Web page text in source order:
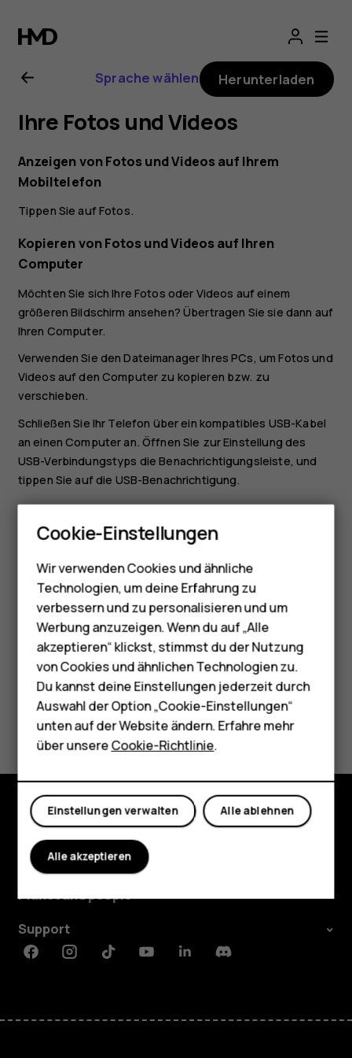
Nokia
G11
Smartphones
Feature Phones
Telefone für Senioren
Zubehör
HMD Terra M
Für Unternehmen
Tablets
Shop
Mein Konto
Sprache wählen Herunterladen
Ihre Fotos und Videos
Anzeigen von Fotos und Videos auf Ihrem
Mobiltelefon
Tippen Sie aufFotos.
Kopieren von Fotos und Videos auf Ihren
Computer
Möchten Sie sich Ihre Fotos oder Videos auf einem
größeren Bildschirm ansehen? Übertragen Sie sie dann auf
Ihren Computer.
Verwenden Sie den Dateimanager Ihres PCs, um Fotos und
Videos auf den Computer zu kopieren bzw. zu
verschieben.
Schließen Sie Ihr Telefon über ein kompatibles USB-Kabel
an einen Computer an. Öffnen Sie zur Einstellung des
USB-Verbindungstyps die Benachrichtigungsleiste, und
tippen Sie auf die USB-Benachrichtigung.
Tippen Sie zuerst aufFotos, dann auf das zu
teilende Foto und danach aufshare.
Legen Sie fest, wie Sie das Foto oder Video
weitergeben möchten.
Did you find this helpful?
Shop
Über
Planet and people
Support
FacebookInstagramTiktokYoutubeLinkedinDiscord
Cookie-Einstellungen
Wir verwenden Cookies und ähnliche
Technologien, um deine Erfahrung zu
verbessern und zu personalisieren und um
Werbung anzuzeigen. Wenn du auf „Alle
akzeptieren“ klickst, stimmst du der Nutzung
von Cookies und ähnlichen Technologien zu.
Du kannst deine Einstellungen jederzeit durch
Auswahl der Option „Cookie-Einstellungen“
unten auf der Website ändern. Erfahre mehr
über unsereCookie-Richtlinie.
Alle ablehnen
Einstellungen verwalten
Alle akzeptieren